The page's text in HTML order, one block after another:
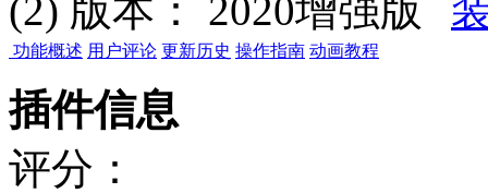
(2) 版本： 2020增强版
功能概述 用户评论 更新历史 操作指南 动画教程
插件信息
评分：